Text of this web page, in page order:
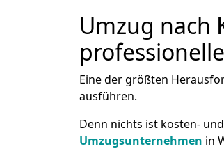
Umzug nach
Eine der größten
ausführen.
Denn nichts ist kosten-
Umzugsunternehmen in